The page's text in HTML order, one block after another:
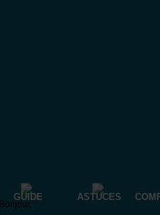
GUIDE ASTUCES
Bonjour,